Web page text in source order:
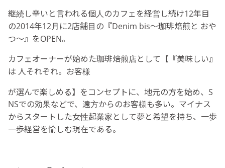
継続し辛いと言われる個人のカフェを経営し続け12年目
の2014年12月に2店舗目の『Denim bis〜珈琲焙煎と おや
つ〜』をOPEN。
カフェオーナーが始めた珈琲焙煎店として【『美味しい』
は 人それぞれ。お客様
が選んで楽しめる】をコンセプトに、地元の方を始め、S
NSでの効果などで、遠方からのお客様も多い。マイナス
からスタートした女性起業家として夢と希望を持ち、一歩
一歩経営を愉しむ現在である。